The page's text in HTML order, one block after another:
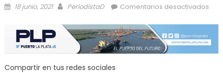
Posted on
18 junio, 2021 Author
PeriodistaD Comentarios desactivados
de
Compartir en tus redes sociales